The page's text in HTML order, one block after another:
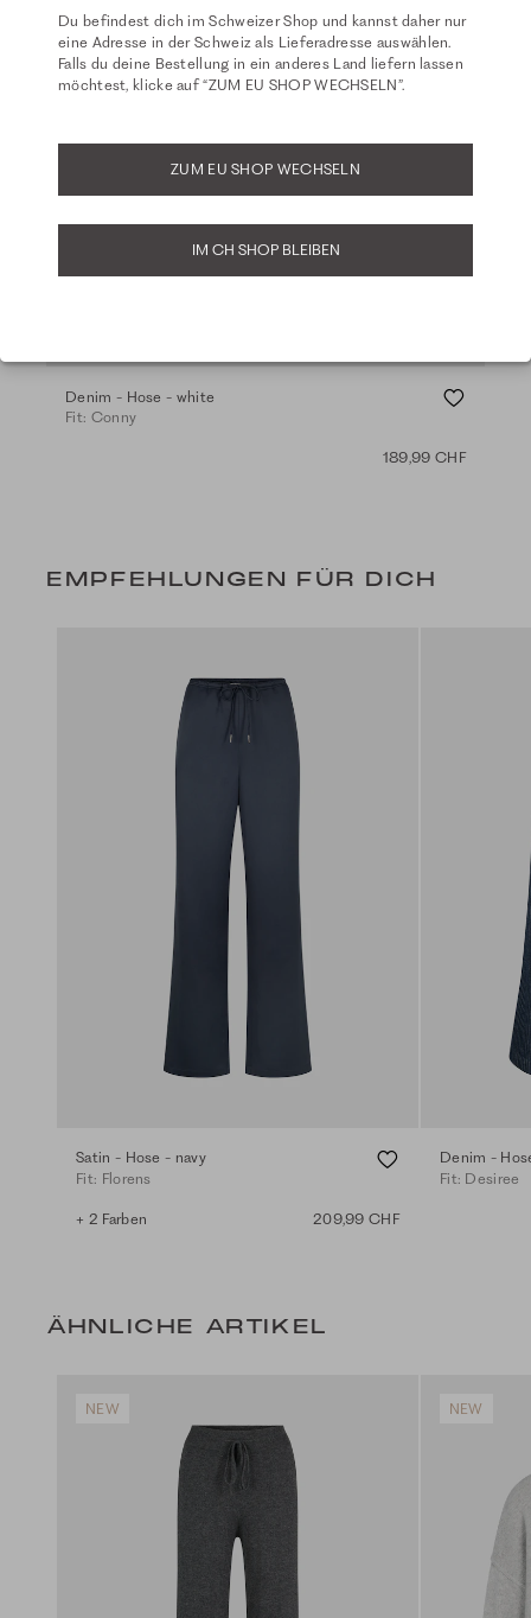
Denim - Hose - white
Fit: Conny
189,99 CHF
EMPFEHLUNGEN FÜR DICH
Satin - Hose - navy
Fit: Florens
+ 2 Farben 209,99 CHF
Denim -
Fit: Desiree
ÄHNLICHE ARTIKEL
NEW NEW
Du befindest dich im Schweizer Shop und kannst daher nur
eine Adresse in der Schweiz als Lieferadresse auswählen.
Falls du deine Bestellung in ein anderes Land liefern lassen
möchtest, klicke auf “ZUM EU SHOP WECHSELN”.
ZUM EU SHOP WECHSELN
IM CH SHOP BLEIBEN